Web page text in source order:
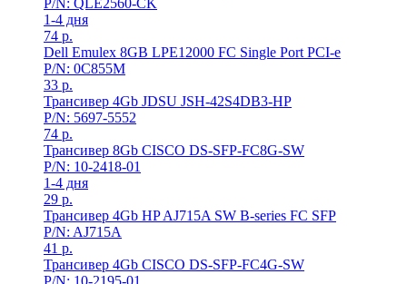
1-4 дня
74 р.
Dell Emulex 8GB LPE12000 FC Single Port PCI-e
P/N: 0C855M
33 р.
Трансивер 4Gb JDSU JSH-42S4DB3-HP
P/N: 5697-5552
74 р.
Трансивер 8Gb CISCO DS-SFP-FC8G-SW
P/N: 10-2418-01
1-4 дня
29 р.
Трансивер 4Gb HP AJ715A SW B-series FC SFP
P/N: AJ715A
41 р.
Трансивер 4Gb CISCO DS-SFP-FC4G-SW
P/N: 10-2195-01